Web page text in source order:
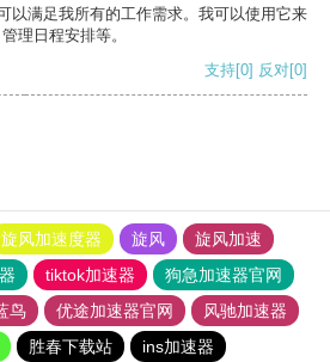
以满足我所有的工作需求。我可以使用它来
理日程安排等。
支持[0] 反对[0]
旋风加速度器 旋风
旋风加速
tiktok加速器
狗急加速器官网
鸟 优途加速器官网
风驰加速器
胜春下载站
ins加速器